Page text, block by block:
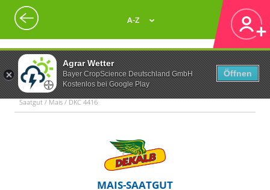
Agrar Wetter
Bayer CropScience Deutschland GmbH
Kostenlos bei Google Play
Öffnen
A-Z
Saatgut / Mais / DKC 4416
MAIS-SAATGUT